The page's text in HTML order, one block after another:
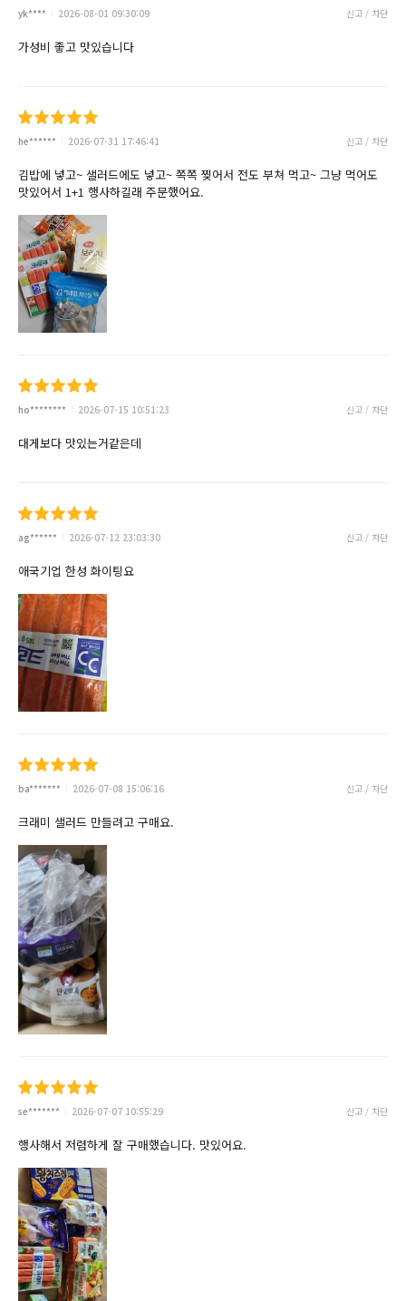
yk**** 2026-08-01 09:30:09 신고 / 차단
가성비 좋고 맛있습니다
he****** 2026-07-31 17:46:41 신고 / 차단
김밥에 넣고~ 샐러드에도 넣고~ 쪽쪽 찢어서 전도 부쳐 먹고~ 그냥 먹어도
맛있어서 1+1 행사하길래 주문했어요.
ho******** 2026-07-15 10:51:23 신고 / 차단
대게보다 맛있는거같은데
ag****** 2026-07-12 23:03:30 신고 / 차단
애국기업 한성 화이팅요
ba******* 2026-07-08 15:06:16 신고 / 차단
크래미 샐러드 만들려고 구매요.
se******* 2026-07-07 10:55:29 신고 / 차단
행사해서 저렴하게 잘 구매했습니다. 맛있어요.